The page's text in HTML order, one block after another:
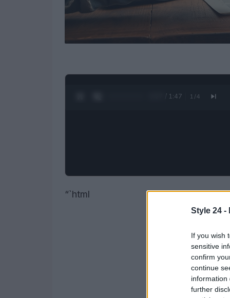
Style 24 -
If you wish
sensitive
confirm
continue
information
further
0:28 / 1:47 1 /4
“`html